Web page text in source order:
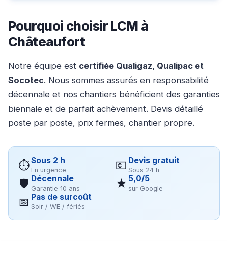
Pourquoi choisir LCM à
Châteaufort
Notre équipe est certifiée Qualigaz, Qualipac et
Socotec. Nous sommes assurés en responsabilité
décennale et nos chantiers bénéficient des garanties
biennale et de parfait achèvement. Devis détaillé
poste par poste, prix fermes, chantier propre.
⏱Sous 2 h
En urgence 💶 Devis gratuit
Sous 24 h
🛡 Décennale
Garantie 10 ans ★ 5,0/5
sur Google
📅 Pas de surcoût
Soir / WE / fériés